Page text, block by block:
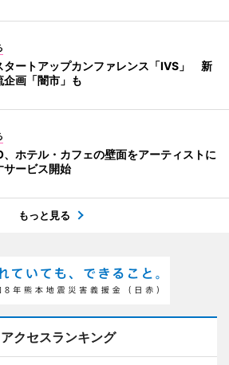
タートアップカンファレンス「IVS」 新
企画「闇市」も
、ホテル・カフェの壁面をアーティストに
サービス開始
もっと見る
アクセスランキング